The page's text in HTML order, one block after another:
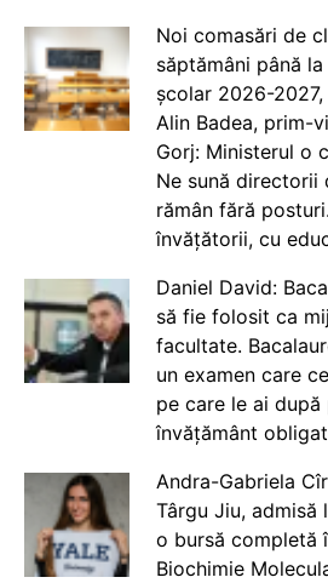
Noi comasări de
săptămâni până
școlar 2026-
Alin Badea, prim-
Gorj: Ministerul o
Ne sună directorii
rămân fără
învățătorii, cu
Daniel David:
să fie folosit ca
facultate.
un examen care
pe care le ai după
învățământ
Andra-Gabriela
Târgu Jiu, admisă
o bursă completă
Biochimie